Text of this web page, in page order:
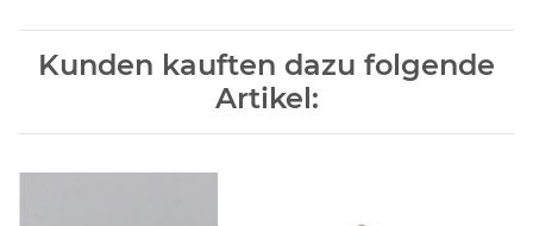
Kunden kauften dazu folgende
Artikel: